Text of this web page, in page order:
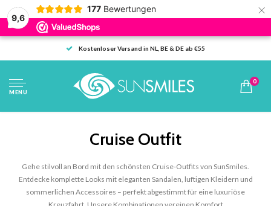
9,6
177 Bewertungen ×
Kostenloser Versand in NL, BE & DE ab €55
MENU
0
Cruise Outfit
Gehe stilvoll an Bord mit den schönsten Cruise-Outfits von SunSmiles.
Entdecke komplette Looks mit eleganten Sandalen, luftigen Kleidern und
sommerlichen Accessoires – perfekt abgestimmt für eine luxuriöse